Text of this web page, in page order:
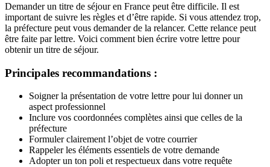
Demander un titre de séjour en France peut être difficile. Il est
important de suivre les règles et d’être rapide. Si vous attendez trop,
la préfecture peut vous demander de la relancer. Cette relance peut
être faite par lettre. Voici comment bien écrire votre lettre pour
obtenir un titre de séjour.
Principales recommandations :
Soigner la présentation de votre lettre pour lui donner un
aspect professionnel
Inclure vos coordonnées complètes ainsi que celles de la
préfecture
Formuler clairement l’objet de votre courrier
Rappeler les éléments essentiels de votre demande
Adopter un ton poli et respectueux dans votre requête